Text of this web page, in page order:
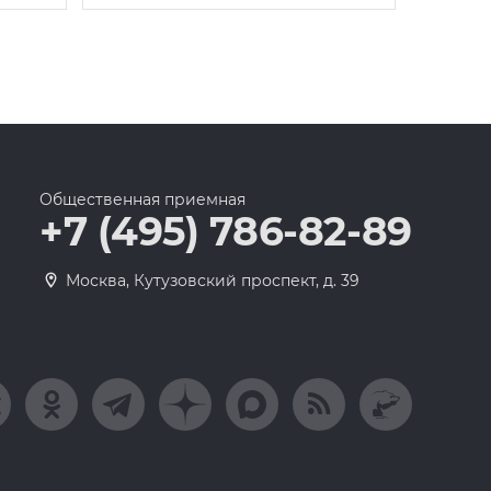
Общественная приемная
+7 (495) 786-82-89
Москва, Кутузовский проспект, д. 39